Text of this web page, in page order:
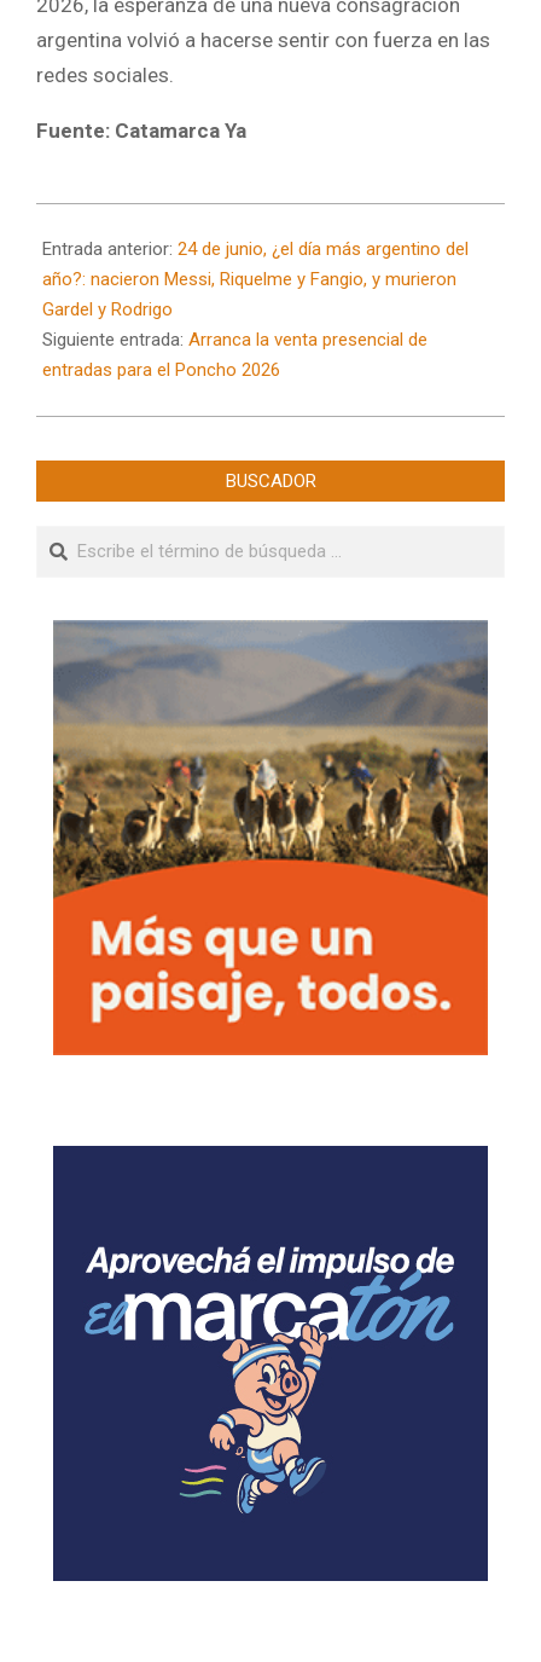
argentina volvió a hacerse sentir con fuerza en las
redes sociales.
Fuente: Catamarca Ya
06-
24
Entrada anterior: 24 de junio, ¿el día más argentino del
año?: nacieron Messi, Riquelme y Fangio, y murieron
Gardel y Rodrigo
Siguiente entrada: Arranca la venta presencial de
entradas para el Poncho 2026
BUSCADOR
Buscar